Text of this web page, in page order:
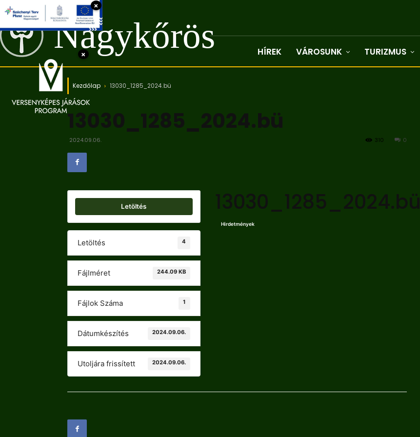
Nagykőrös HÍREK VÁROSUNK TURIZMUS
Kezdőlap 13030_1285_2024.bü
13030_1285_2024.bü
2024.09.06. 0
310
Letöltés
Letöltés 4
Fájlméret 244.09 KB
Fájlok Száma 1
Dátumkészítés 2024.09.06.
Utoljára frissített 2024.09.06.
13030_1285_2024.bü
Hirdetmények
×
×